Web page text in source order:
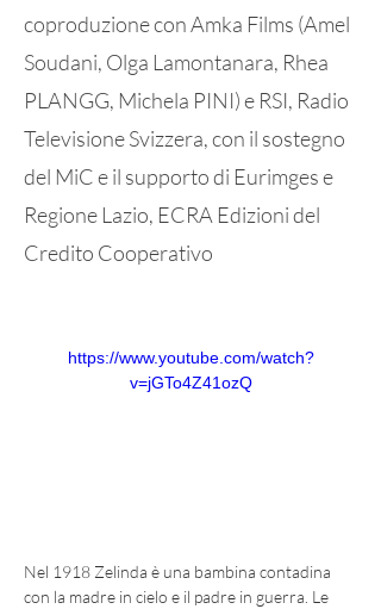
coproduzione con Amka Films (Amel
Soudani, Olga Lamontanara, Rhea
PLANGG, Michela PINI) e RSI, Radio
Televisione Svizzera, con il sostegno
del MiC e il supporto di Eurimges e
Regione Lazio, ECRA Edizioni del
Credito Cooperativo
https://www.youtube.com/watch?
v=jGTo4Z41ozQ
Nel 1918 Zelinda è una bambina contadina
con la madre in cielo e il padre in guerra. Le